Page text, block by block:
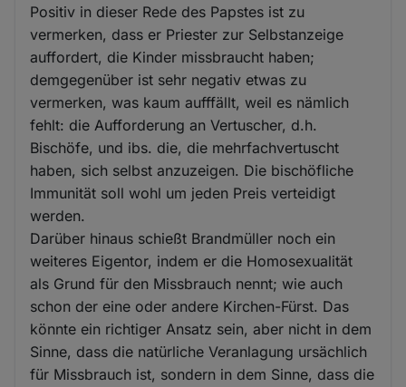
Positiv in dieser Rede des Papstes ist zu
vermerken, dass er Priester zur Selbstanzeige
auffordert, die Kinder missbraucht haben;
demgegenüber ist sehr negativ etwas zu
vermerken, was kaum aufffällt, weil es nämlich
fehlt: die Aufforderung an Vertuscher, d.h.
Bischöfe, und ibs. die, die mehrfachvertuscht
haben, sich selbst anzuzeigen. Die bischöfliche
Immunität soll wohl um jeden Preis verteidigt
werden.
Darüber hinaus schießt Brandmüller noch ein
weiteres Eigentor, indem er die Homosexualität
als Grund für den Missbrauch nennt; wie auch
schon der eine oder andere Kirchen-Fürst. Das
könnte ein richtiger Ansatz sein, aber nicht in dem
Sinne, dass die natürliche Veranlagung ursächlich
für Missbrauch ist, sondern in dem Sinne, dass die